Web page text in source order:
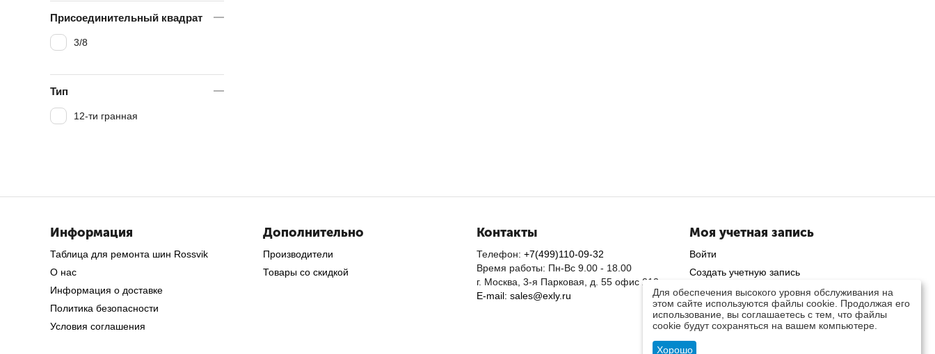
Присоединительный квадрат
3/8
Тип
12-ти гранная
Информация
Таблица для ремонта шин Rossvik
О нас
Информация о доставке
Политика безопасности
Условия соглашения
Дополнительно
Производители
Товары со скидкой
Контакты
Телефон: +7(499)110-09-32
Время работы: Пн-Вс 9.00 - 18.00
г. Москва, 3-я Парковая, д. 55 офис 212
E-mail: sales@exly.ru
Моя учетная запись
Войти
Создать учетную запись
Для обеспечения высокого уровня обслуживания на
этом сайте используются файлы cookie. Продолжая его
использование, вы соглашаетесь с тем, что файлы
cookie будут сохраняться на вашем компьютере.
Хорошо